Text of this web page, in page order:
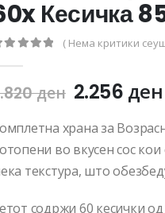
Кесичка
( Нема критики
ден 2.256 ден
храна за
во вкусен сос
текстура, што
содржи 60 кесички од